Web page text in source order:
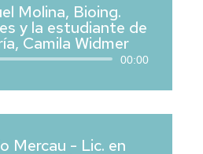
Molina, Bioing.
y la estudiante de
Camila Widmer
Reproductor
audio
00:00
Mercau - Lic. en